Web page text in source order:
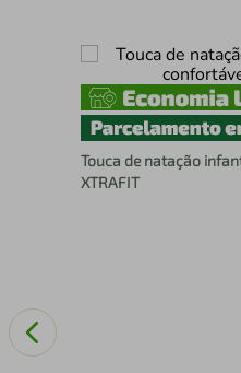
Touca de natação
XTRAFIT